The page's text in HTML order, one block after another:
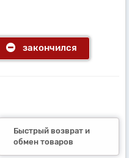
закончился
Быстрый возврат и
обмен товаров